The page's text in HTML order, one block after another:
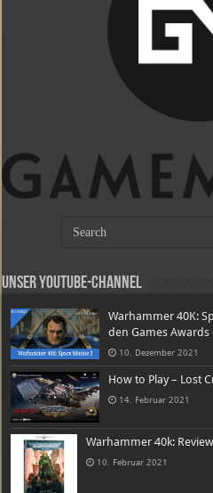
Unser Youtube-Channel
Warhammer 40K:
den Games
10. Dezember 2021
How to Play – Lost
14. Februar 2021
Warhammer 40k:
10. Februar 2021